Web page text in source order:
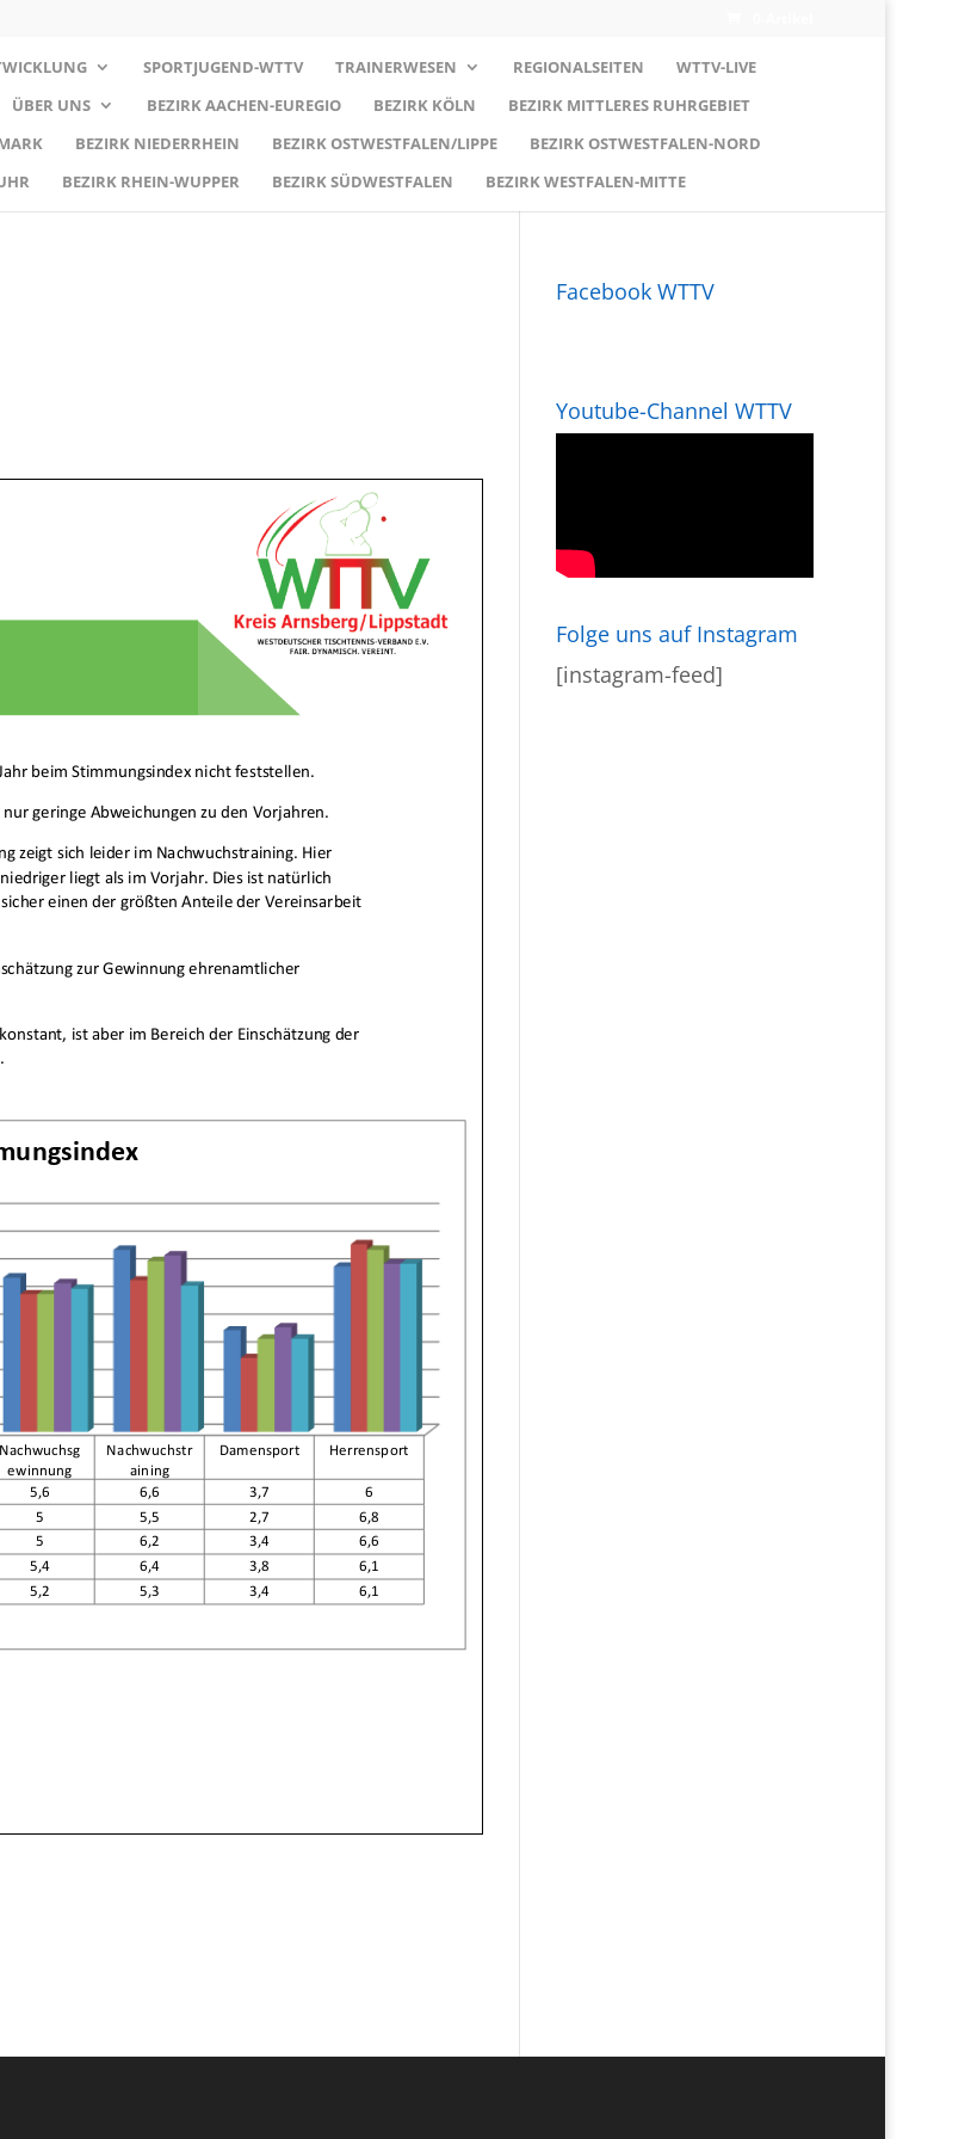
SPORTJUGEND-WTTV TRAINERWESEN REGIONALSEITEN
WTTV-LIVE
ÜBER UNS BEZIRK AACHEN-EUREGIO BEZIRK KÖLN
BEZIRK MITTLERES RUHRGEBIET
BEZIRK NIEDERRHEIN BEZIRK OSTWESTFALEN/LIPPE
BEZIRK OSTWESTFALEN-NORD
BEZIRK RHEIN-WUPPER BEZIRK SÜDWESTFALEN BEZIRK WESTFALEN-MITTE
Facebook WTTV
Youtube-Channel WTTV
Folge uns auf Instagram
[instagram-feed]